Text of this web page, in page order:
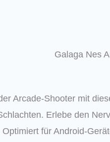
Arcade-Shooter mit
Erlebe den
Optimiert für Android-